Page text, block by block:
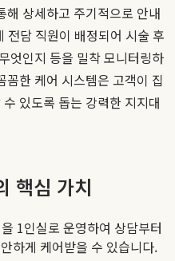
해 상세하고 주기적으로 안내
전담 직원이 배정되어 시술 후
엇인지 등을 밀착 모니터링하
한 케어 시스템은 고객이 집
있도록 돕는 강력한 지지대
핵심 가치
1인실로 운영하여 상담부터
하게 케어받을 수 있습니다.